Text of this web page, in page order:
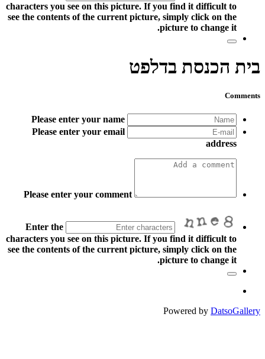
characters you see on this picture. If you find it difficult to
see the contents of the current picture, simply click on the
picture to change it.
בית הכנסת בדלפט
Comments
Please enter your name
Please enter your email
address
Please enter your comment
Enter the
characters you see on this picture. If you find it difficult to
see the contents of the current picture, simply click on the
picture to change it.
Powered by DatsoGallery